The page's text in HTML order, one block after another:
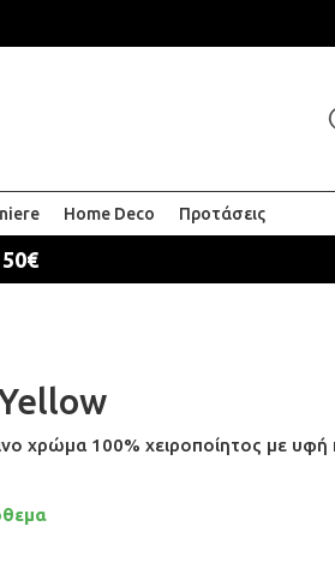
Home Deco Προτάσεις
χρώμα 100% χειροποίητος με